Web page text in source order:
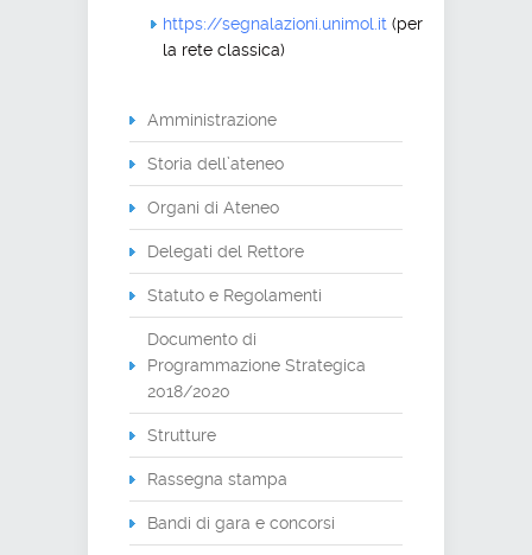
https://segnalazioni.unimol.it (per
la rete classica)
Amministrazione
Storia dell’ateneo
Organi di Ateneo
Delegati del Rettore
Statuto e Regolamenti
Documento di
Programmazione Strategica
2018/2020
Strutture
Rassegna stampa
Bandi di gara e concorsi